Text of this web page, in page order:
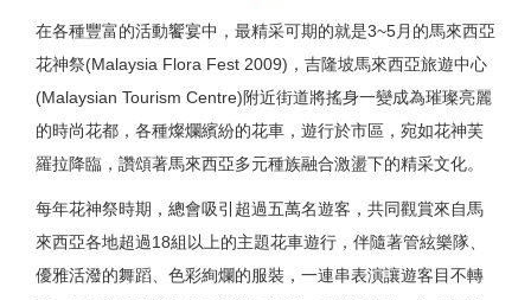
在各種豐富的活動饗宴中，最精采可期的就是3~5月的馬來西亞
花神祭(Malaysia Flora Fest 2009)，吉隆坡馬來西亞旅遊中心
(Malaysian Tourism Centre)附近街道將搖身一變成為璀璨亮麗
的時尚花都，各種燦爛繽紛的花車，遊行於市區，宛如花神芙
羅拉降臨，讚頌著馬來西亞多元種族融合激盪下的精采文化。
每年花神祭時期，總會吸引超過五萬名遊客，共同觀賞來自馬
來西亞各地超過18組以上的主題花車遊行，伴隨著管絃樂隊、
優雅活潑的舞蹈、色彩絢爛的服裝，一連串表演讓遊客目不轉